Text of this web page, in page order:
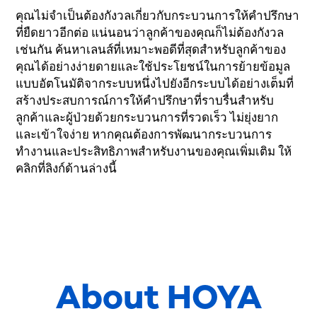
คุณไม่จำเป็นต้องกังวลเกี่ยวกับกระบวนการให้คำปรึกษา
ที่ยืดยาวอีกต่อ แน่นอนว่าลูกค้าของคุณก็ไม่ต้องกังวล
เช่นกัน ค้นหาเลนส์ที่เหมาะพอดีที่สุดสำหรับลูกค้าของ
คุณได้อย่างง่ายดายและใช้ประโยชน์ในการย้ายข้อมูล
แบบอัตโนมัติจากระบบหนึ่งไปยังอีกระบบได้อย่างเต็มที่
สร้างประสบการณ์การให้คำปรึกษาที่ราบรื่นสำหรับ
ลูกค้าและผู้ป่วยด้วยกระบวนการที่รวดเร็ว ไม่ยุ่งยาก
และเข้าใจง่าย หากคุณต้องการพัฒนากระบวนการ
ทำงานและประสิทธิภาพสำหรับงานของคุณเพิ่มเติม ให้
คลิกที่ลิงก์ด้านล่างนี้
About HOYA